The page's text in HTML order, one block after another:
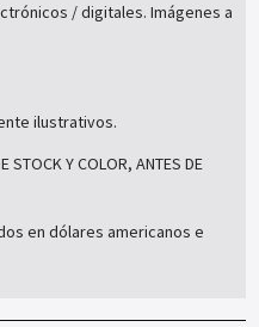
/ digitales. Imágenes a
ilustrativos.
STOCK Y COLOR, ANTES DE
en dólares americanos e